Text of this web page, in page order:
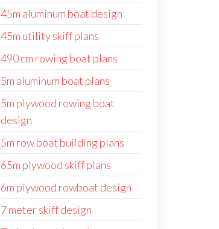
45m aluminum boat design
45m utility skiff plans
490 cm rowing boat plans
5m aluminum boat plans
5m plywood rowing boat
design
5m row boat building plans
65m plywood skiff plans
6m plywood rowboat design
7 meter skiff design